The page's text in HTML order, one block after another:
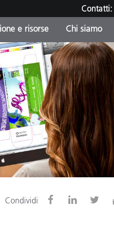
Contatti:
e risorse Chi siamo
Condividi